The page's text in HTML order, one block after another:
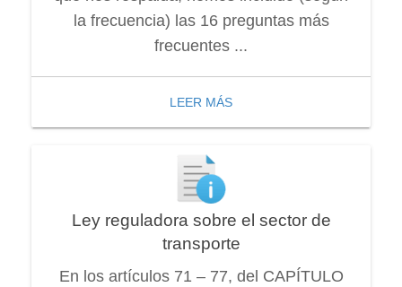
la frecuencia) las 16 preguntas más
frecuentes ...
LEER MÁS
Ley reguladora sobre el sector de
transporte
En los artículos 71 – 77, del CAPÍTULO